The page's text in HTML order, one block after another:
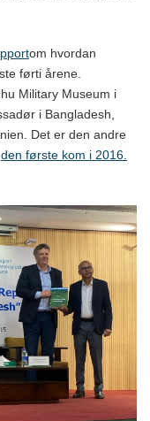
om hvordan
førti årene.
Military Museum i
i Bangladesh,
Det er den andre
den første kom i 2016.